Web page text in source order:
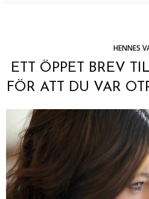
HENNES
ETT ÖPPET BREV
FÖR ATT DU VAR